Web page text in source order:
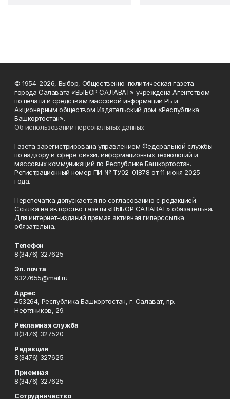
© 1954-2026, Выбор, Общественно-политическая газета
города Салавата «ВЫБОР САЛАВАТ» учреждена Агентством
по печати и средствам массовой информации РБ и
Акционерным обществом Издательский дом «Республика
Башкортостан».
Об использовании персональных данных
Газета зарегистрирована управлением Федеральной службы
по надзору в сфере связи, информационных технологий и
массовых коммуникаций по Республике Башкортостан.
Регистрационный номер ПИ № ТУ02-01878 от 11 июня 2025
года.
Перепечатка допускается по согласованию с редакцией.
Ссылка на авторство газеты «ВЫБОР САЛАВАТ» обязательна.
Для интернет-изданий прямая активная гиперссылка
обязательна.
Телефон
8(3476) 327625
Эл. почта
6327655@mail.ru
Адрес
453264, Республика Башкортостан, г. Салават, пр.
Нефтяников, 29.
Рекламная служба
8(3476) 327520
Редакция
8(3476) 327625
Приемная
8(3476) 327625
Сотрудничество